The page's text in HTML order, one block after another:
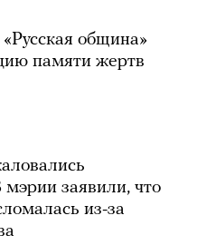
община»
памяти жертв
заявили, что
из-за